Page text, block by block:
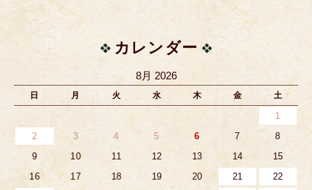
カレンダー
8月 2026
日 月 火 水 木 金 土
1
2
3 4 5 6 7
8
9
10 11 12 13 14
15
16
17 18 19 20 21
22